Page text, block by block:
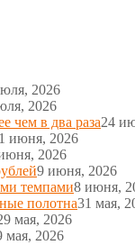
2026
2026
чем в два раза24
июня, 2026
2026
9 июня, 2026
темпами8 июня,
полотна31 мая,
мая, 2026
мая, 2026